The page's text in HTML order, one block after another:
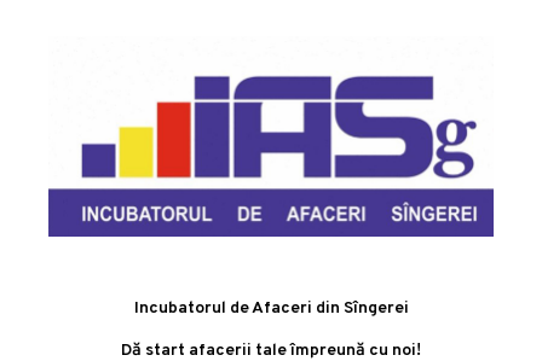
Incubatorul de Afaceri din Sîngerei
Dă start afacerii tale împreună cu noi!